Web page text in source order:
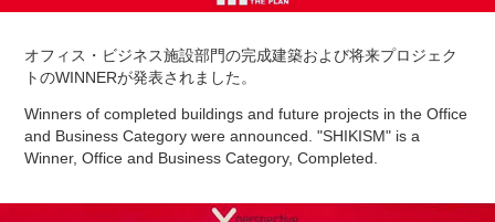
オフィス・ビジネス施設部門の完成建築および将来プロジェク
トのWINNERが発表されました。
Winners of completed buildings and future projects in the Office
and Business Category were announced. "SHIKISM" is a
Winner, Office and Business Category, Completed.